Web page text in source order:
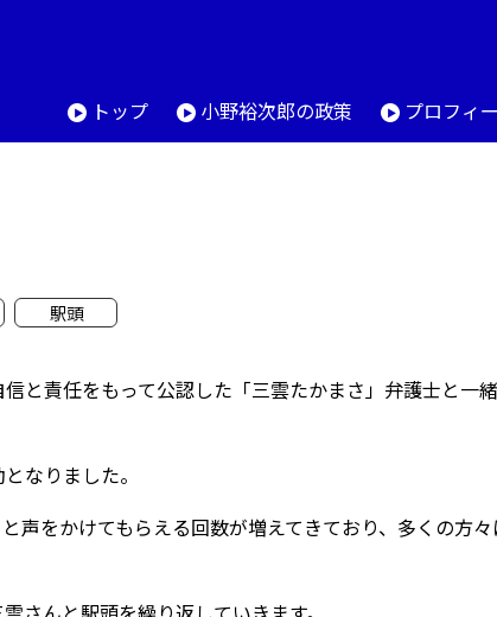
トップ 小野裕次郎の政策 プロフィ
駅頭
と責任をもって公認した「三雲たかまさ」弁護士と一
なりました。
声をかけてもらえる回数が増えてきており、多くの方